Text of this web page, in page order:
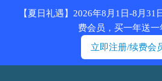
【夏日礼遇】2026年8月1日-8月31
费会员，买一年送一
立即注册/续费会